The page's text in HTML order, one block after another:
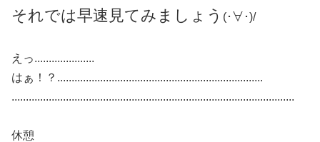
それでは早速見てみましょう (･∀･)/
えっ.....................
はぁ！？........................................................................
...................................................................................................
休憩